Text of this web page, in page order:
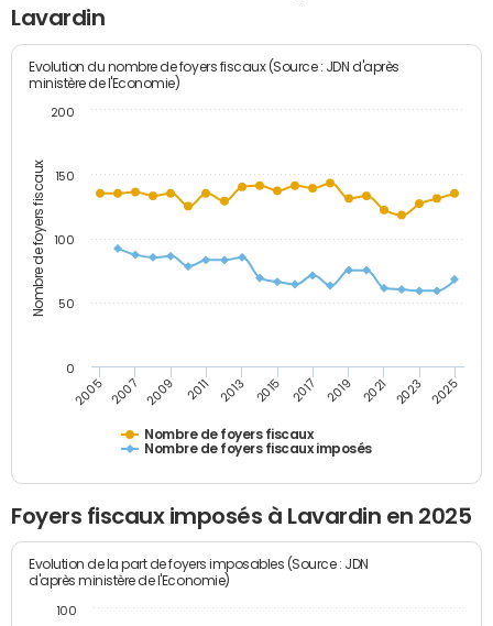
Lavardin
Nombre de foyers fiscaux
Evolution du nombre de foyers fiscaux (Source : JDN d'après
ministère de l'Economie)
Nombre de foyers fiscaux
Nombre de foyers fiscaux imposés
2005 2007 2009 2011 2013 2015 2017 2019 2021 2023 2025
0
50
100
150
200
Foyers fiscaux imposés à Lavardin en 2025
Evolution de la part de foyers imposables (Source : JDN
d'après ministère de l'Economie)
100